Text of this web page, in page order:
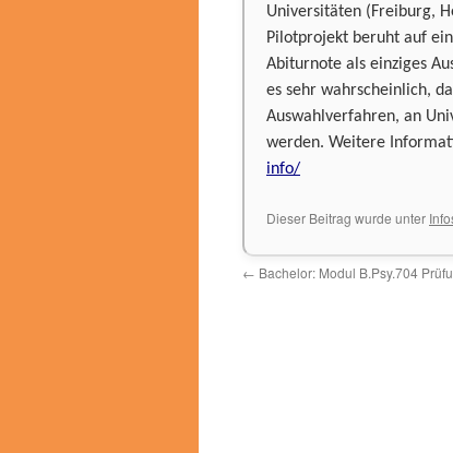
Universitäten (Freiburg,
Pilotprojekt beruht auf
Abiturnote als einziges
es sehr wahrscheinlich,
Auswahlverfahren, an
werden. Weitere
info/
Dieser Beitrag wurde unter
← Bachelor: Modul B.Psy.704